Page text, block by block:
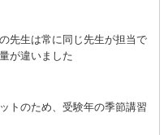
先生は常に同じ先生が担当で
が違いました
トのため、受験年の季節講習